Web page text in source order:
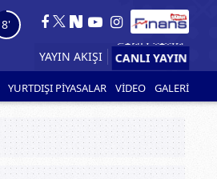
7'
YAYIN AKIŞI
YURTDIŞI PİYASALAR VİDEO GALERİ